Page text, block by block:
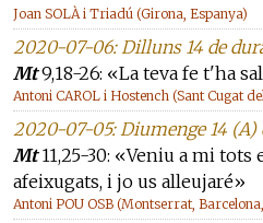
Joan SOLÀ i Triadú (Girona, Espanya)
2020-07-06: Dilluns 14 de
Mt9,18-26: «La teva fe t'ha
Antoni CAROL i Hostench (Sant Cugat
2020-07-05: Diumenge 14 (A)
Mt11,25-30: «Veniu a mi tots
afeixugats, i jo us alleujaré»
Antoni POU OSB (Montserrat,